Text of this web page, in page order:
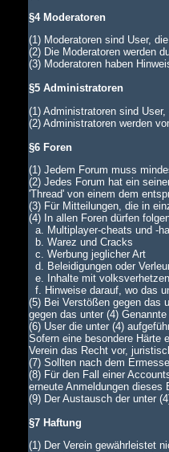
§4 Moderatoren
(1) Moderatoren sind User,
(2) Die Moderatoren werden
(3) Moderatoren haben
§5 Administratoren
(1) Administratoren sind
(2) Administratoren werden
§6 Foren
(1) Jedem Forum muss
(2) Jedes Forum hat ein
'Thread' von einem dem
(3) Für Mitteilungen, die in
(4) In allen Foren dürfen
a. Multiplayer-cheats und -
b. Warez und Cracks
c. Werbung jeglicher Art
d. Beleidigungen oder
e. Inhalte mit
f. Hinweise darauf, wo das
(5) Bei Verstößen gegen das
gegen das unter (4)
(6) User die unter (4)
Sofern eine besondere Härte
Verein das Recht vor,
(7) Sollten nach dem
(8) Für den Fall einer
erneute Anmeldungen dieses
(9) Der Austausch der unter
§7 Haftung
(1) Der Verein gewährleistet